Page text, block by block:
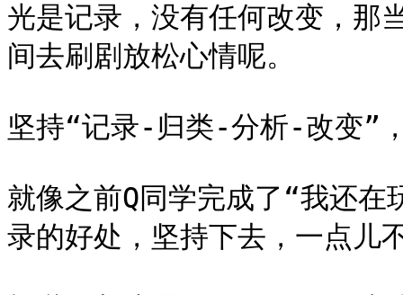
光是记录，没有任何改变，那
间去刷剧放松心情呢。
坚持“记录-归类-分析-改变”
就像之前Q同学完成了“我还
录的好处，坚持下去，一点儿